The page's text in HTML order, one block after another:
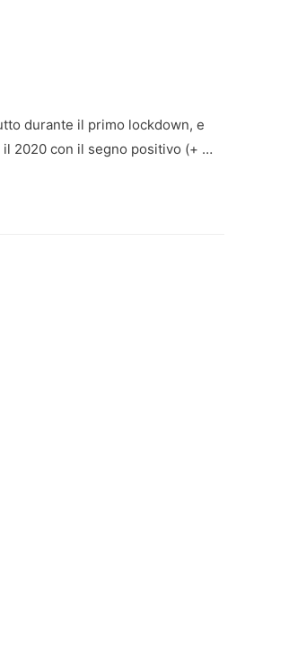
durante il primo lockdown, e
2020 con il segno positivo (+ …